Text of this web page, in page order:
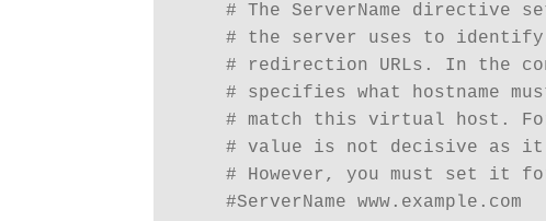
# The ServerName directive
# the server uses to
# redirection URLs. In the
# specifies what hostname
# match this virtual host.
# value is not decisive as
# However, you must set it
    #ServerName www.example.com